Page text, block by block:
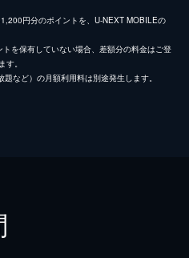
円分のポイントを、U-NEXT MOBILEの
を保有していない場合、差額分の料金はご登
。
など）の月額利用料は別途発生します。